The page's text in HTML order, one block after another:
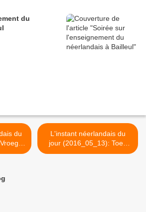
du
L'instant néerlandais du
jour (2016_05_13): Toen
hadden we geen computers